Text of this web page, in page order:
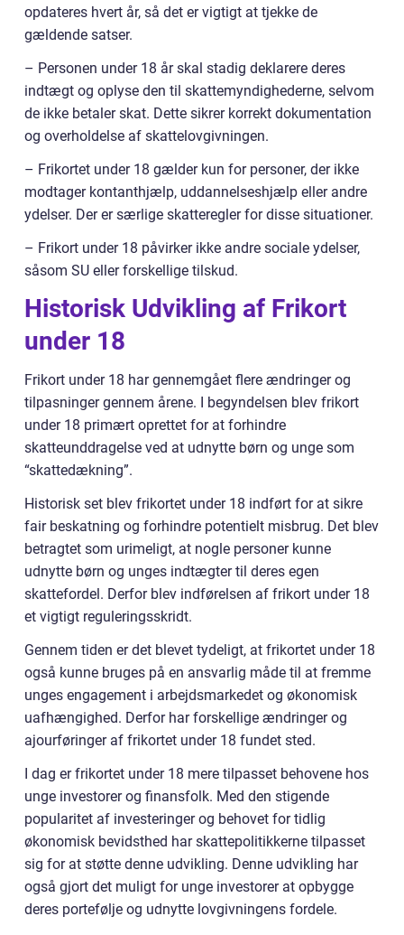
opdateres hvert år, så det er vigtigt at tjekke de
gældende satser.
– Personen under 18 år skal stadig deklarere deres
indtægt og oplyse den til skattemyndighederne, selvom
de ikke betaler skat. Dette sikrer korrekt dokumentation
og overholdelse af skattelovgivningen.
– Frikortet under 18 gælder kun for personer, der ikke
modtager kontanthjælp, uddannelseshjælp eller andre
ydelser. Der er særlige skatteregler for disse situationer.
– Frikort under 18 påvirker ikke andre sociale ydelser,
såsom SU eller forskellige tilskud.
Historisk Udvikling af Frikort
under 18
Frikort under 18 har gennemgået flere ændringer og
tilpasninger gennem årene. I begyndelsen blev frikort
under 18 primært oprettet for at forhindre
skatteunddragelse ved at udnytte børn og unge som
“skattedækning”.
Historisk set blev frikortet under 18 indført for at sikre
fair beskatning og forhindre potentielt misbrug. Det blev
betragtet som urimeligt, at nogle personer kunne
udnytte børn og unges indtægter til deres egen
skattefordel. Derfor blev indførelsen af frikort under 18
et vigtigt reguleringsskridt.
Gennem tiden er det blevet tydeligt, at frikortet under 18
også kunne bruges på en ansvarlig måde til at fremme
unges engagement i arbejdsmarkedet og økonomisk
uafhængighed. Derfor har forskellige ændringer og
ajourføringer af frikortet under 18 fundet sted.
I dag er frikortet under 18 mere tilpasset behovene hos
unge investorer og finansfolk. Med den stigende
popularitet af investeringer og behovet for tidlig
økonomisk bevidsthed har skattepolitikkerne tilpasset
sig for at støtte denne udvikling. Denne udvikling har
også gjort det muligt for unge investorer at opbygge
deres portefølje og udnytte lovgivningens fordele.